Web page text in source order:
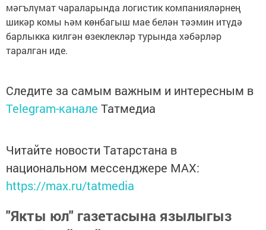
мәгълүмат чараларында логистик компанияләрнең
шикәр комы һәм көнбагыш мае белән тәэмин итүдә
барлыкка килгән өзеклекләр турында хәбәрләр
таралган иде.
Следите за самым важным и интересным в
Telegram-канале Татмедиа
Читайте новости Татарстана в
национальном мессенджере MАХ:
https://max.ru/tatmedia
"Якты юл" газетасына язылыгыз